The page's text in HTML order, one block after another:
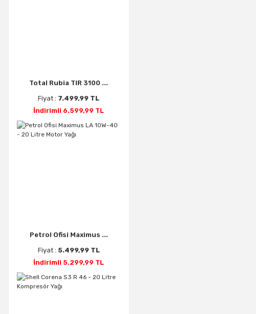
Total Rubia TIR 3100 ...
Fiyat : 7.499,99 TL
İndirimli 6.599,99 TL
Petrol Ofisi Maximus ...
Fiyat : 5.499,99 TL
İndirimli 5.299,99 TL